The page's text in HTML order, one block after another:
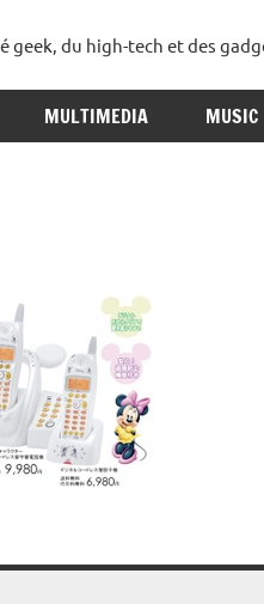
geek, du high-tech et des
MULTIMEDIA MUSIC